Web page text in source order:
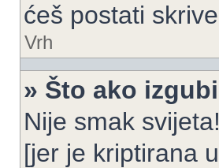
ćeš postati
Vrh
» Što ako
Nije smak
[jer je kriptirana